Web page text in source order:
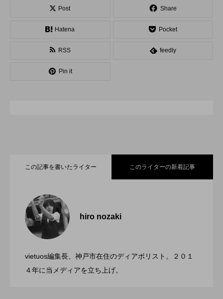
スピニングプレート ポイ
スタッフ
コンタクトジャグリング マイナージャグリング
Post Share
Hatena Pocket
RSS feedly
Pin it
この記事を書いたライター このライターの新着記事
hiro nozaki
vietuos編集長、神戸市在住のディアボリスト。２０１
４年に当メディアを立ち上げ。
2022.06.21
2022.06.21
2022.06.21
催。運営スタッフも募集中。